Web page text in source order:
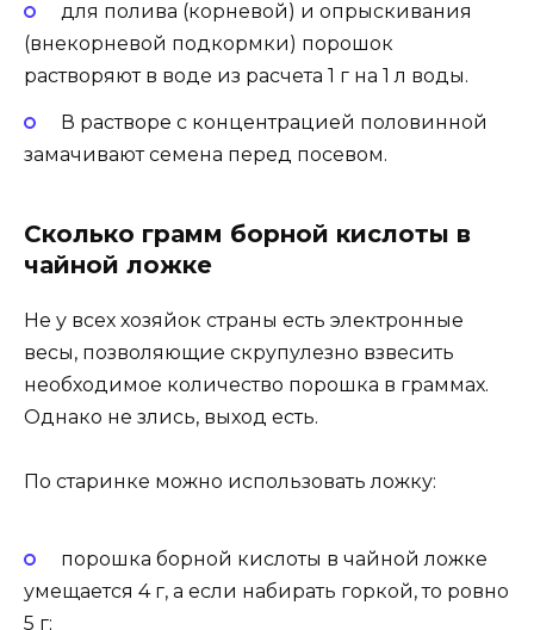
для полива (корневой) и опрыскивания
(внекорневой подкормки) порошок
растворяют в воде из расчета 1 г на 1 л воды.
В растворе с концентрацией половинной
замачивают семена перед посевом.
Сколько грамм борной кислоты в
чайной ложке
Не у всех хозяйок страны есть электронные
весы, позволяющие скрупулезно взвесить
необходимое количество порошка в граммах.
Однако не злись, выход есть.
По старинке можно использовать ложку:
порошка борной кислоты в чайной ложке
умещается 4 г, а если набирать горкой, то ровно
5 г;